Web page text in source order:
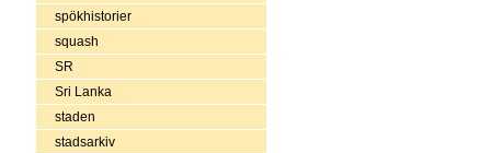
spökhistorier
squash
SR
Sri Lanka
staden
stadsarkiv